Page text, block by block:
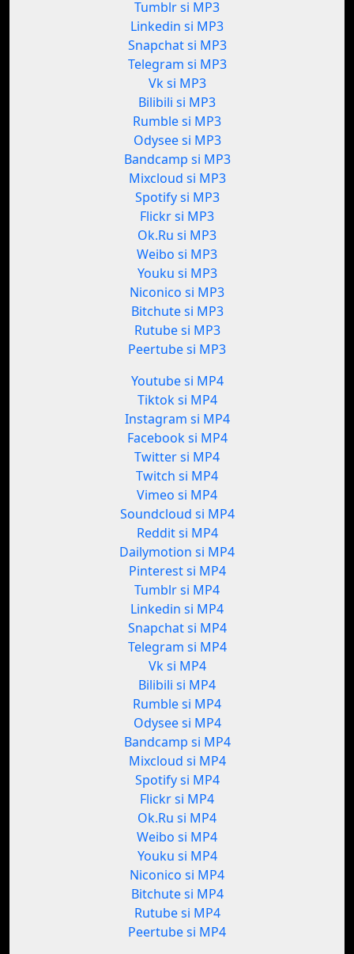
Tumblr si MP3
Linkedin si MP3
Snapchat si MP3
Telegram si MP3
Vk si MP3
Bilibili si MP3
Rumble si MP3
Odysee si MP3
Bandcamp si MP3
Mixcloud si MP3
Spotify si MP3
Flickr si MP3
Ok.Ru si MP3
Weibo si MP3
Youku si MP3
Niconico si MP3
Bitchute si MP3
Rutube si MP3
Peertube si MP3
Youtube si MP4
Tiktok si MP4
Instagram si MP4
Facebook si MP4
Twitter si MP4
Twitch si MP4
Vimeo si MP4
Soundcloud si MP4
Reddit si MP4
Dailymotion si MP4
Pinterest si MP4
Tumblr si MP4
Linkedin si MP4
Snapchat si MP4
Telegram si MP4
Vk si MP4
Bilibili si MP4
Rumble si MP4
Odysee si MP4
Bandcamp si MP4
Mixcloud si MP4
Spotify si MP4
Flickr si MP4
Ok.Ru si MP4
Weibo si MP4
Youku si MP4
Niconico si MP4
Bitchute si MP4
Rutube si MP4
Peertube si MP4